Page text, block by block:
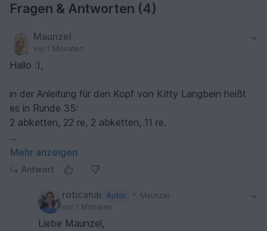
Fragen & Antworten (4)
Maunzel
vor 1 Monaten
Hallo :),
in der Anleitung für den Kopf von Kitty Langbein heißt
es in Runde 35:
2 abketten, 22 re, 2 abketten, 11 re.
in Runde 34 liegen 48 M auf den Nadeln. Müßten in
Runde 35 nicht 1 x 22 M re gestrickt werden?
Anschließend in die Rede von der ersten
Maschengruppe mit 22 M und der zweiten 22er
Maschengruppe. Ich vermute, da ist ein Fehler?
Mehr anzeigen
Antwort
roticanai Autor
Maunzel
vor 1 Monaten
Liebe Maunzel,